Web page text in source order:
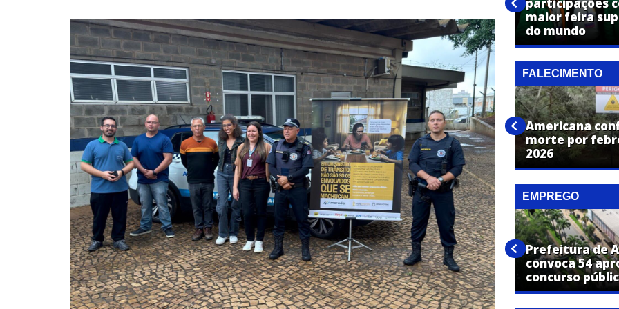
nacional no setor citrícola em
2026
maior feira
do mundo
FALECIMENTO
Homem morre após pular de
passarela em Americana
Americana
morte por
2026
EMPREGO
PAT de Americana anuncia 223
vagas de emprego
Prefeitura de
convoca 54
concurso